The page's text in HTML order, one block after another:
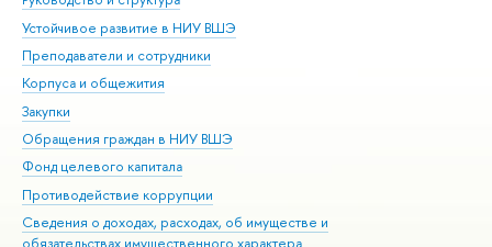
Устойчивое развитие в НИУ ВШЭ
Преподаватели и сотрудники
Корпуса и общежития
Закупки
Обращения граждан в НИУ ВШЭ
Фонд целевого капитала
Противодействие коррупции
Сведения о доходах, расходах, об имуществе и